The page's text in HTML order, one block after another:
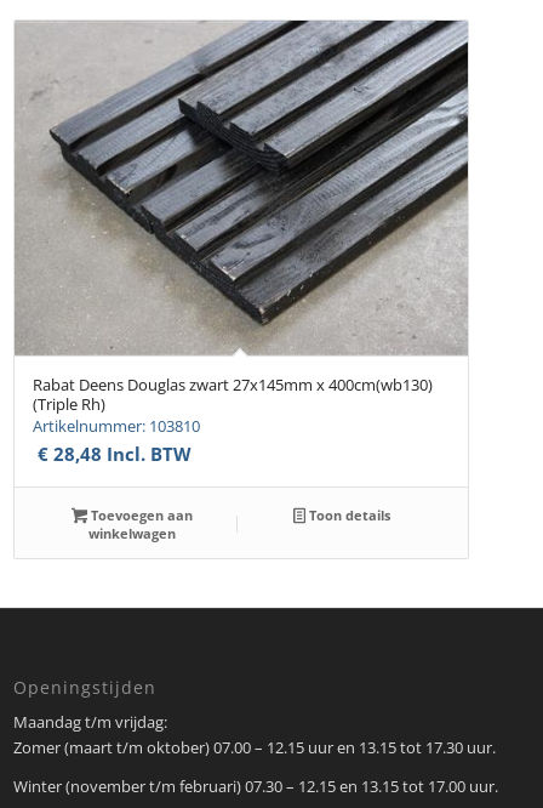
Rabat Deens Douglas zwart 27x145mm x 400cm(wb130)
(Triple Rh)
Artikelnummer: 103810
€ 28,48 Incl. BTW
Toevoegen aan
winkelwagen
Toon details
Openingstijden
Maandag t/m vrijdag:
Zomer (maart t/m oktober) 07.00 – 12.15 uur en 13.15 tot 17.30 uur.
Winter (november t/m februari) 07.30 – 12.15 en 13.15 tot 17.00 uur.